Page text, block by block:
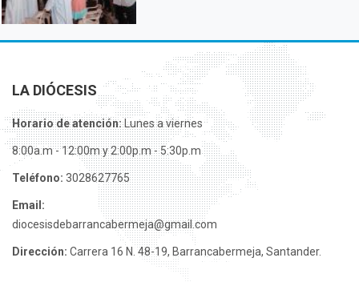
LA DIÓCESIS
Horario de atención:Lunes a viernes
8:00a.m - 12:00m y 2:00p.m - 5:30p.m
Teléfono: 3028627765
Email:
diocesisdebarrancabermeja@gmail.com
Dirección: Carrera 16 N. 48-19, Barrancabermeja, Santander.